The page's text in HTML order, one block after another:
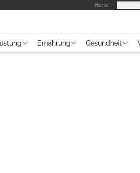
Hefte
Ernährung Gesundheit